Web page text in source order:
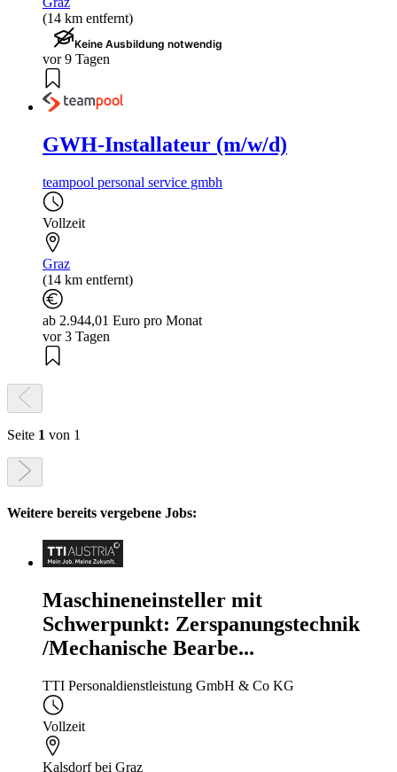
(14 km entfernt)
Keine Ausbildung notwendig
vor 9 Tagen
GWH-Installateur (m/w/d)
teampool personal service gmbh
Vollzeit
Graz
(14 km entfernt)
ab 2.944,01 Euro pro Monat
vor 3 Tagen
Seite 1 von 1
Weitere bereits vergebene Jobs:
Maschineneinsteller mit
Schwerpunkt: Zerspanungstechnik
/Mechanische Bearbe...
TTI Personaldienstleistung GmbH & Co KG
Vollzeit
Kalsdorf bei Graz